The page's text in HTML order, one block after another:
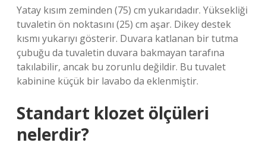
Yatay kısım zeminden (75) cm yukarıdadır. Yüksekliği
tuvaletin ön noktasını (25) cm aşar. Dikey destek
kısmı yukarıyı gösterir. Duvara katlanan bir tutma
çubuğu da tuvaletin duvara bakmayan tarafına
takılabilir, ancak bu zorunlu değildir. Bu tuvalet
kabinine küçük bir lavabo da eklenmiştir.
Standart klozet ölçüleri
nelerdir?